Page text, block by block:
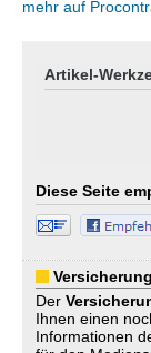
mehr auf
Artikel-
Diese Seite
Der
Ihnen einen
Informationen